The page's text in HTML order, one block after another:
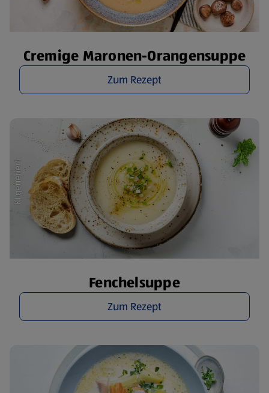
Cremige Maronen-Orangensuppe
Zum Rezept
Fenchelsuppe
Zum Rezept